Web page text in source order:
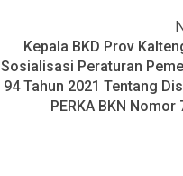
Kepala BKD Prov
Sosialisasi Peraturan
94 Tahun 2021 Tentang
PERKA BKN Nomor